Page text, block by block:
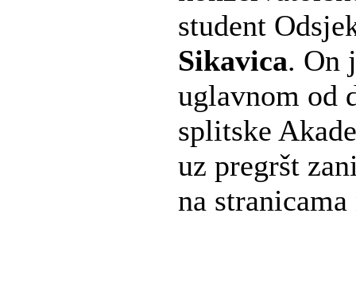
student
Sikavica. On
uglavnom od
splitske
uz pregršt
na stranicama